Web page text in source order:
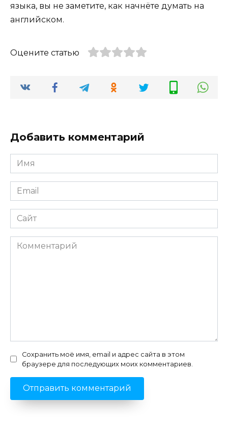
языка, вы не заметите, как начнёте думать на
английском.
Оцените статью
Добавить комментарий
Имя
*
Email
*
Сайт
Комментарий
Сохранить моё имя, email и адрес сайта в этом
браузере для последующих моих комментариев.